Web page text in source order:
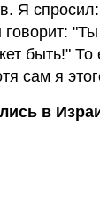
Я
говорит:
быть!" То
сам я
в